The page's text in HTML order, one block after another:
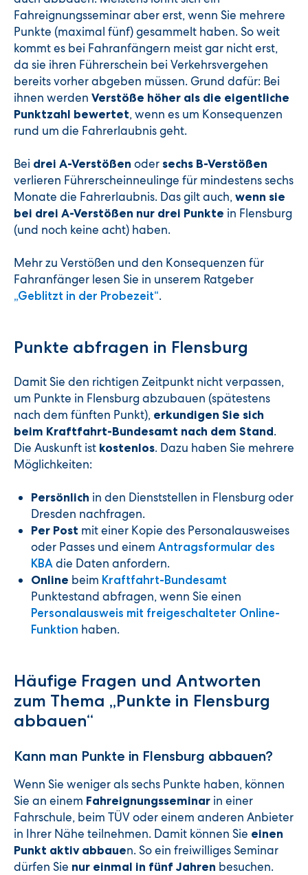
Fahreignungsseminar aber erst, wenn Sie mehrere
Punkte (maximal fünf) gesammelt haben. So weit
kommt es bei Fahranfängern meist gar nicht erst,
da sie ihren Führerschein bei Verkehrsvergehen
bereits vorher abgeben müssen. Grund dafür: Bei
ihnen werden Verstöße höher als die eigentliche
Punktzahl bewertet, wenn es um Konsequenzen
rund um die Fahrerlaubnis geht.
Bei drei A-Verstößen oder sechs B-Verstößen
verlieren Führerscheinneulinge für mindestens sechs
Monate die Fahrerlaubnis. Das gilt auch, wenn sie
bei drei A-Verstößen nur drei Punkte in Flensburg
(und noch keine acht) haben.
Mehr zu Verstößen und den Konsequenzen für
Fahranfänger lesen Sie in unserem Ratgeber
„Geblitzt in der Probezeit“.
Punkte abfragen in Flensburg
Damit Sie den richtigen Zeitpunkt nicht verpassen,
um Punkte in Flensburg abzubauen (spätestens
nach dem fünften Punkt), erkundigen Sie sich
beim Kraftfahrt-Bundesamt nach dem Stand.
Die Auskunft ist kostenlos. Dazu haben Sie mehrere
Möglichkeiten:
Persönlich in den Dienststellen in Flensburg oder
Dresden nachfragen.
Per Post mit einer Kopie des Personalausweises
oder Passes und einem Antragsformular des
KBA die Daten anfordern.
Online beim Kraftfahrt-Bundesamt
Punktestand abfragen, wenn Sie einen
Personalausweis mit freigeschalteter Online-
Funktion haben.
Häufige Fragen und Antworten
zum Thema „Punkte in Flensburg
abbauen“
Kann man Punkte in Flensburg abbauen?
Wenn Sie weniger als sechs Punkte haben, können
Sie an einem Fahreignungsseminar in einer
Fahrschule, beim TÜV oder einem anderen Anbieter
in Ihrer Nähe teilnehmen. Damit können Sie einen
Punkt aktiv abbauen. So ein freiwilliges Seminar
dürfen Sie nur einmal in fünf Jahren besuchen.